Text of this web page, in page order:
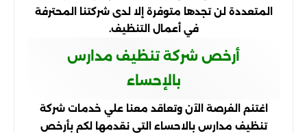
المتعددة لن تجدها متوفرة إلا لدى شركتنا المحترفة
في أعمال التنظيف.
أرخص شركة تنظيف مدارس
بالإحساء
اغتنم الفرصة الآن وتعاقد معنا علي خدمات شركة
تنظيف مدارس بالاحساء التي نقدمها لكم بأرخص